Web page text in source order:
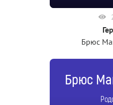
Брюс
Брюс